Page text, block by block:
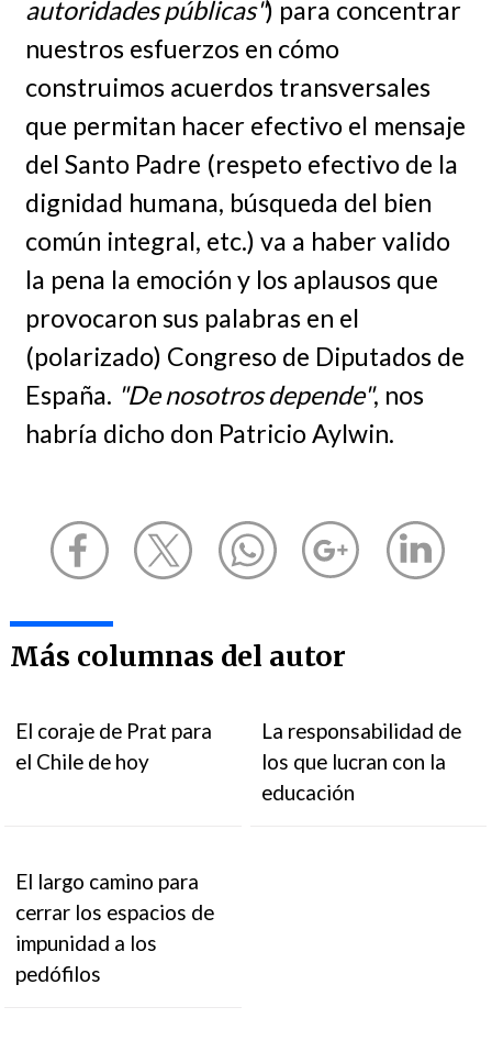
autoridades públicas") para concentrar
nuestros esfuerzos en cómo
construimos acuerdos transversales
que permitan hacer efectivo el mensaje
del Santo Padre (respeto efectivo de la
dignidad humana, búsqueda del bien
común integral, etc.) va a haber valido
la pena la emoción y los aplausos que
provocaron sus palabras en el
(polarizado) Congreso de Diputados de
España. "De nosotros depende", nos
habría dicho don Patricio Aylwin.
Más columnas del autor
El coraje de Prat para
el Chile de hoy
La responsabilidad de
los que lucran con la
educación
El largo camino para
cerrar los espacios de
impunidad a los
pedófilos